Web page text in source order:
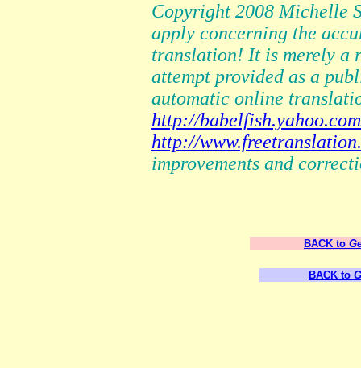
Copyright 2008 Michelle
apply concerning the
translation! It is merely a
attempt provided as a
automatic online
http://
http://
improvements and
BACK to
BACK to